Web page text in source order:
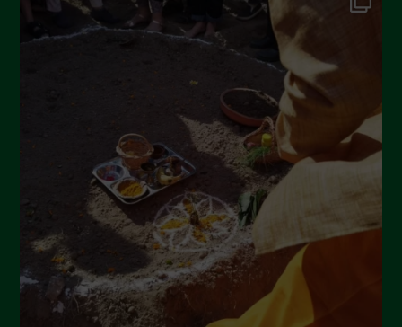
Settembre 2022
Aprile 2022
Marzo 2022
Febbraio 2022
Gennaio 2022
Dicembre 2021